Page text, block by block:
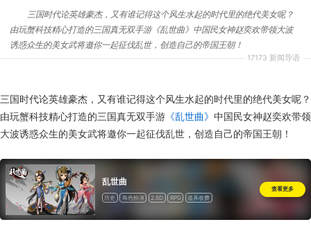
17173 新闻导语
三国时代论英雄豪杰，又有谁记得这个风生水起的时代里的绝代美女呢？
由玩蟹科技精心打造的三国真无双手游《乱世曲》中国民女神赵奕欢带领大波
诱惑众生的美女武将邀你一起征伐乱世，创造自己的帝国王朝！
三国时代论英雄豪杰，又有谁记得这个风生水起的时代里的绝代美女呢？
由玩蟹科技精心打造的三国真无双手游 《乱世曲》 中国民女神赵奕欢带领
大波诱惑众生的美女武将邀你一起征伐乱世，创造自己的帝国王朝！
乱世曲
历史 角色扮演 2.5D RPG 道具收费
查看更多